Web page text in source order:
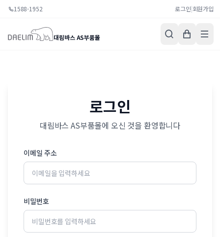
1588-1952 로그인|회원가입
대림바스 AS부품몰
로그인
대림바스 AS부품몰에 오신 것을 환영합니다
이메일 주소
비밀번호